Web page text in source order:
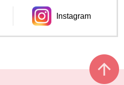
ドウで開きます。
Instagram
別のウィンドウ